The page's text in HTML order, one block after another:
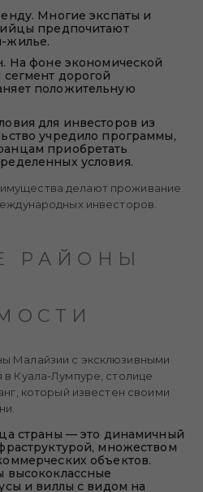
Многие экспаты и
предпочитают
жилье.
На фоне экономической
сегмент дорогой
положительную
для инвесторов из
учредило программы,
приобретать
условия.
делают проживание
инвесторов.
РАЙОНЫ
Малайзии с эксклюзивными
Куала-Лумпуре, столице
который известен своими
страны — это динамичный
множеством
объектов.
высококлассные
и виллы с видом на